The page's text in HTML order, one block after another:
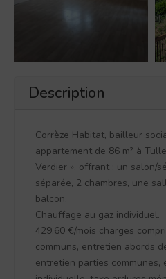
Description
Corrèze Habitat, bailleur
appartement de 86 m² à
Verdier », offrant : un salon/
séparée, 2 chambres, une
balcon.
Chauffage au gaz individuel.
429,60 €/mois charges
communs, entretien abords
entretien parties communes,